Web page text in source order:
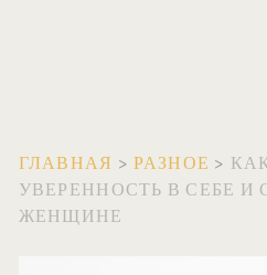
ГЛАВНАЯ >РАЗНОЕ >
УВЕРЕННОСТЬ В СЕБЕ
ЖЕНЩИНЕ